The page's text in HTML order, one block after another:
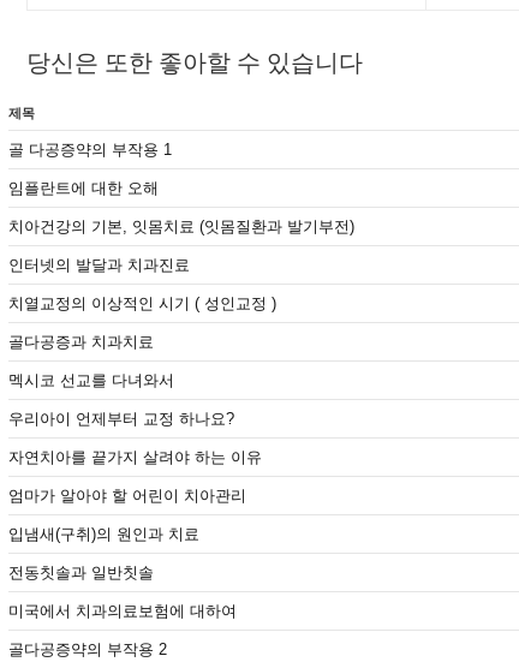
당신은 또한 좋아할 수 있습니다
제목
골 다공증약의 부작용 1
임플란트에 대한 오해
치아건강의 기본, 잇몸치료 (잇몸질환과 발기부전)
인터넷의 발달과 치과진료
치열교정의 이상적인 시기 ( 성인교정 )
골다공증과 치과치료
멕시코 선교를 다녀와서
우리아이 언제부터 교정 하나요?
자연치아를 끝가지 살려야 하는 이유
엄마가 알아야 할 어린이 치아관리
입냄새(구취)의 원인과 치료
전동칫솔과 일반칫솔
미국에서 치과의료보험에 대하여
골다공증약의 부작용 2